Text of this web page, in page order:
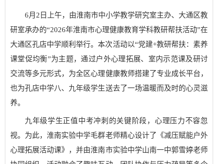
6月2日上午，由淮南市中小学教学研究室主办、大通区教
研室承办的“2026年淮南市心理健康教育学科教研帮扶活动”在
大通区孔店中学顺利举行。本次活动以“党建+教研帮扶：素养
课堂促均衡”为主题，通过户外心理拓展、室内示范课及研讨
交流等多元形式，为全区心理健康教师搭建了专业成长平台，
也为孔店中学八、九年级学生送去了一场温暖而及时的心灵滋
养。
九年级学生正值中考冲刺的关键阶段，心理压力不容忽
视。为此，淮南实验中学毛群老师精心设计了《减压赋能户外
心理拓展活动课》，并由淮南市实验中学山南一中郭雪婷老师